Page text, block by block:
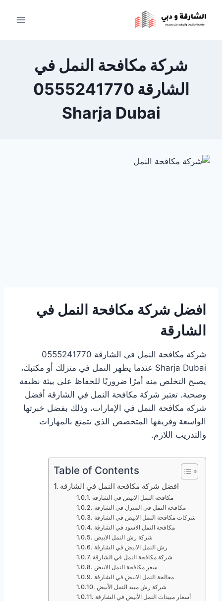
شركة مكافحة النمل في
الشارقة 0555241770
Sharja Dubai
افضل شركة مكافحة النمل في
الشارقة
شركة مكافحة النمل في الشارقة 0555241770
Sharja Dubai عندما يظهر النمل في منزلك أو مكتبك،
يصبح التخلص منه أمرًا ضروريًا للحفاظ على بيئة نظيفة
وصحية. تعتبر شركة مكافحة النمل في الشارقة أفضل
شركة مكافحة النمل في الإمارات، وذلك بفضل خبرتها
الواسعة وفريقها المتخصص الذي يتمتع بالمهارات
والتدريب اللازم.
Table of Contents
افضل شركة مكافحة النمل في الشارقة
مكافحة النمل الابيض في الشارقة
مكافحة النمل في المنزل في الشارقة
شركات مكافحة النمل الابيض في الشارقة
مكافحة النمل الاسود في الشارقة
شركة رش النمل الابيض
رش النمل الابيض في الشارقة
شركة مكافحة النمل في الشارقة
سعر مكافحة النمل الابيض
معالجة النمل الابيض في الشارقة
شركة رش مبيد النمل الأبيض
أسعار مبيدات النمل الأبيض في الشارقة